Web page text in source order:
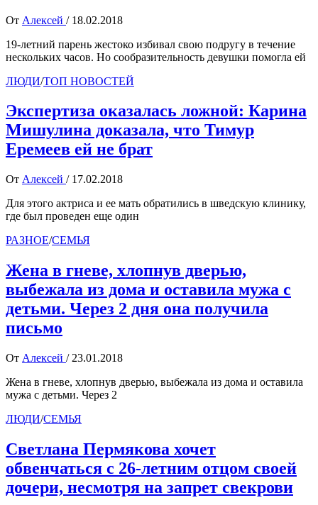
От Алексей / 18.02.2018
19-летний парень жестоко избивал свою подругу в течение
нескольких часов. Но сообразительность девушки помогла ей
ЛЮДИ/ТОП НОВОСТЕЙ
Экспертиза оказалась ложной: Карина
Мишулина доказала, что Тимур
Еремеев ей не брат
От Алексей / 17.02.2018
Для этого актриса и ее мать обратились в шведскую клинику,
где был проведен еще один
РАЗНОЕ/СЕМЬЯ
Жена в гневе, хлопнув дверью,
выбежала из дома и оставила мужа с
детьми. Через 2 дня она получила
письмо
От Алексей / 23.01.2018
Жена в гневе, хлопнув дверью, выбежала из дома и оставила
мужа с детьми. Через 2
ЛЮДИ/СЕМЬЯ
Светлана Пермякова хочет
обвенчаться с 26-летним отцом своей
дочери, несмотря на запрет свекрови